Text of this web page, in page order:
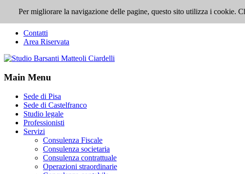
Top Menu
Contatti
Area Riservata
Main Menu
Sede di Pisa
Sede di Castelfranco
Studio legale
Professionisti
Servizi
Consulenza Fiscale
Consulenza societaria
Consulenza contrattuale
Operazioni straordinarie
Per migliorare la navigazione delle pagine, questo sito utilizza i cookie.